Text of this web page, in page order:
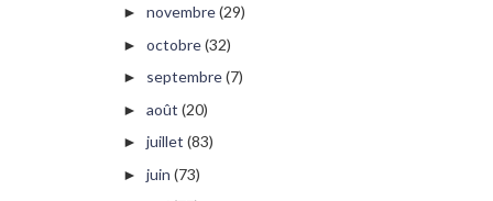
► novembre(29)
► octobre(32)
► septembre(7)
► août (20)
► juillet (83)
► juin (73)